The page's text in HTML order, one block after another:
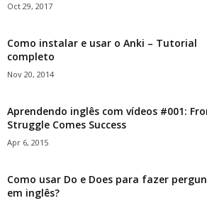
Oct 29, 2017
Como instalar e usar o Anki – Tutorial
completo
Nov 20, 2014
Aprendendo inglês com vídeos #001:
Struggle Comes Success
Apr 6, 2015
Como usar Do e Does para fazer
em inglês?